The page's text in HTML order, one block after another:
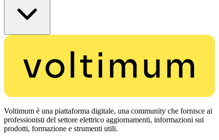
Voltimum è una piattaforma digitale, una community che fornisce ai
professionisti del settore elettrico aggiornamenti, informazioni sui
prodotti, formazione e strumenti utili.